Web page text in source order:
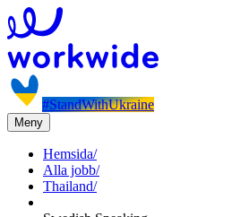
#StandWithUkraine
Meny
Hemsida/
Alla jobb/
Thailand/